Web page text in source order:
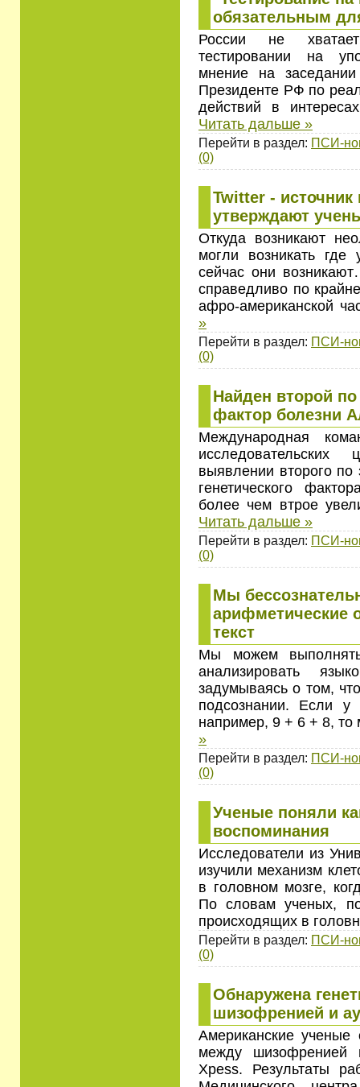
обязательным
России не
тестировании на
мнение на
Президенте РФ по
действий в
Читать дальше »
Перейти в раздел: ПСИ-
(0)
Twitter - источник
утверждают
Откуда возникают
могли возникать где
сейчас они
справедливо по
афро-американской
»
Перейти в раздел: ПСИ-
(0)
Найден второй по
фактор болезни
Международная
выявлении второго по
генетического
более чем втрое
Читать дальше »
Перейти в раздел: ПСИ-
(0)
Мы
арифметические
текст
Мы можем
анализировать
задумываясь о том,
подсознании. Если у
например, 9 + 6 + 8, то
»
Перейти в раздел: ПСИ-
(0)
Ученые поняли
воспоминания
Исследователи из
изучили механизм
в головном мозге,
По словам ученых,
происходящих в
Перейти в раздел: ПСИ-
(0)
Обнаружена
шизофренией и
Американские ученые
между шизофренией
Xpess. Результаты